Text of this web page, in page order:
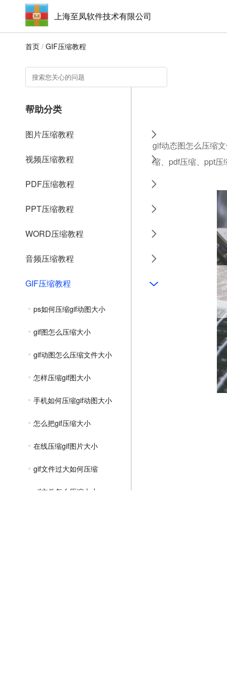
上海至凤软件技术有限公司
首页 / GIF压缩教程
帮助分类
图片压缩教程
视频压缩教程
PDF压缩教程
PPT压缩教程
WORD压缩教程
音频压缩教程
GIF压缩教程
ps如何压缩gif动图大小
gif图怎么压缩大小
gif动图怎么压缩文件大小
怎样压缩gif图大小
手机如何压缩gif动图大小
怎么把gif压缩大小
在线压缩gif图片大小
gif文件过大如何压缩
gif文件怎么压缩大小
gif动态图怎么压缩
缩、pdf压缩、ppt